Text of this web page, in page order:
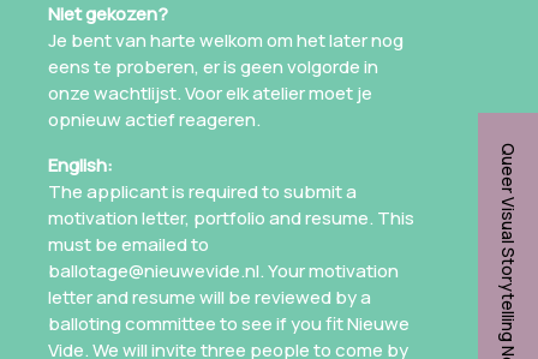
Niet gekozen?
Je bent van harte welkom om het later nog
eens te proberen, er is geen volgorde in
onze wachtlijst. Voor elk atelier moet je
opnieuw actief reageren.
English:
The applicant is required to submit a
motivation letter, portfolio and resume. This
must be emailed to
ballotage@nieuwevide.nl. Your motivation
letter and resume will be reviewed by a
balloting committee to see if you fit Nieuwe
Vide. We will invite three people to come by
Queer Visual Storytelling Network